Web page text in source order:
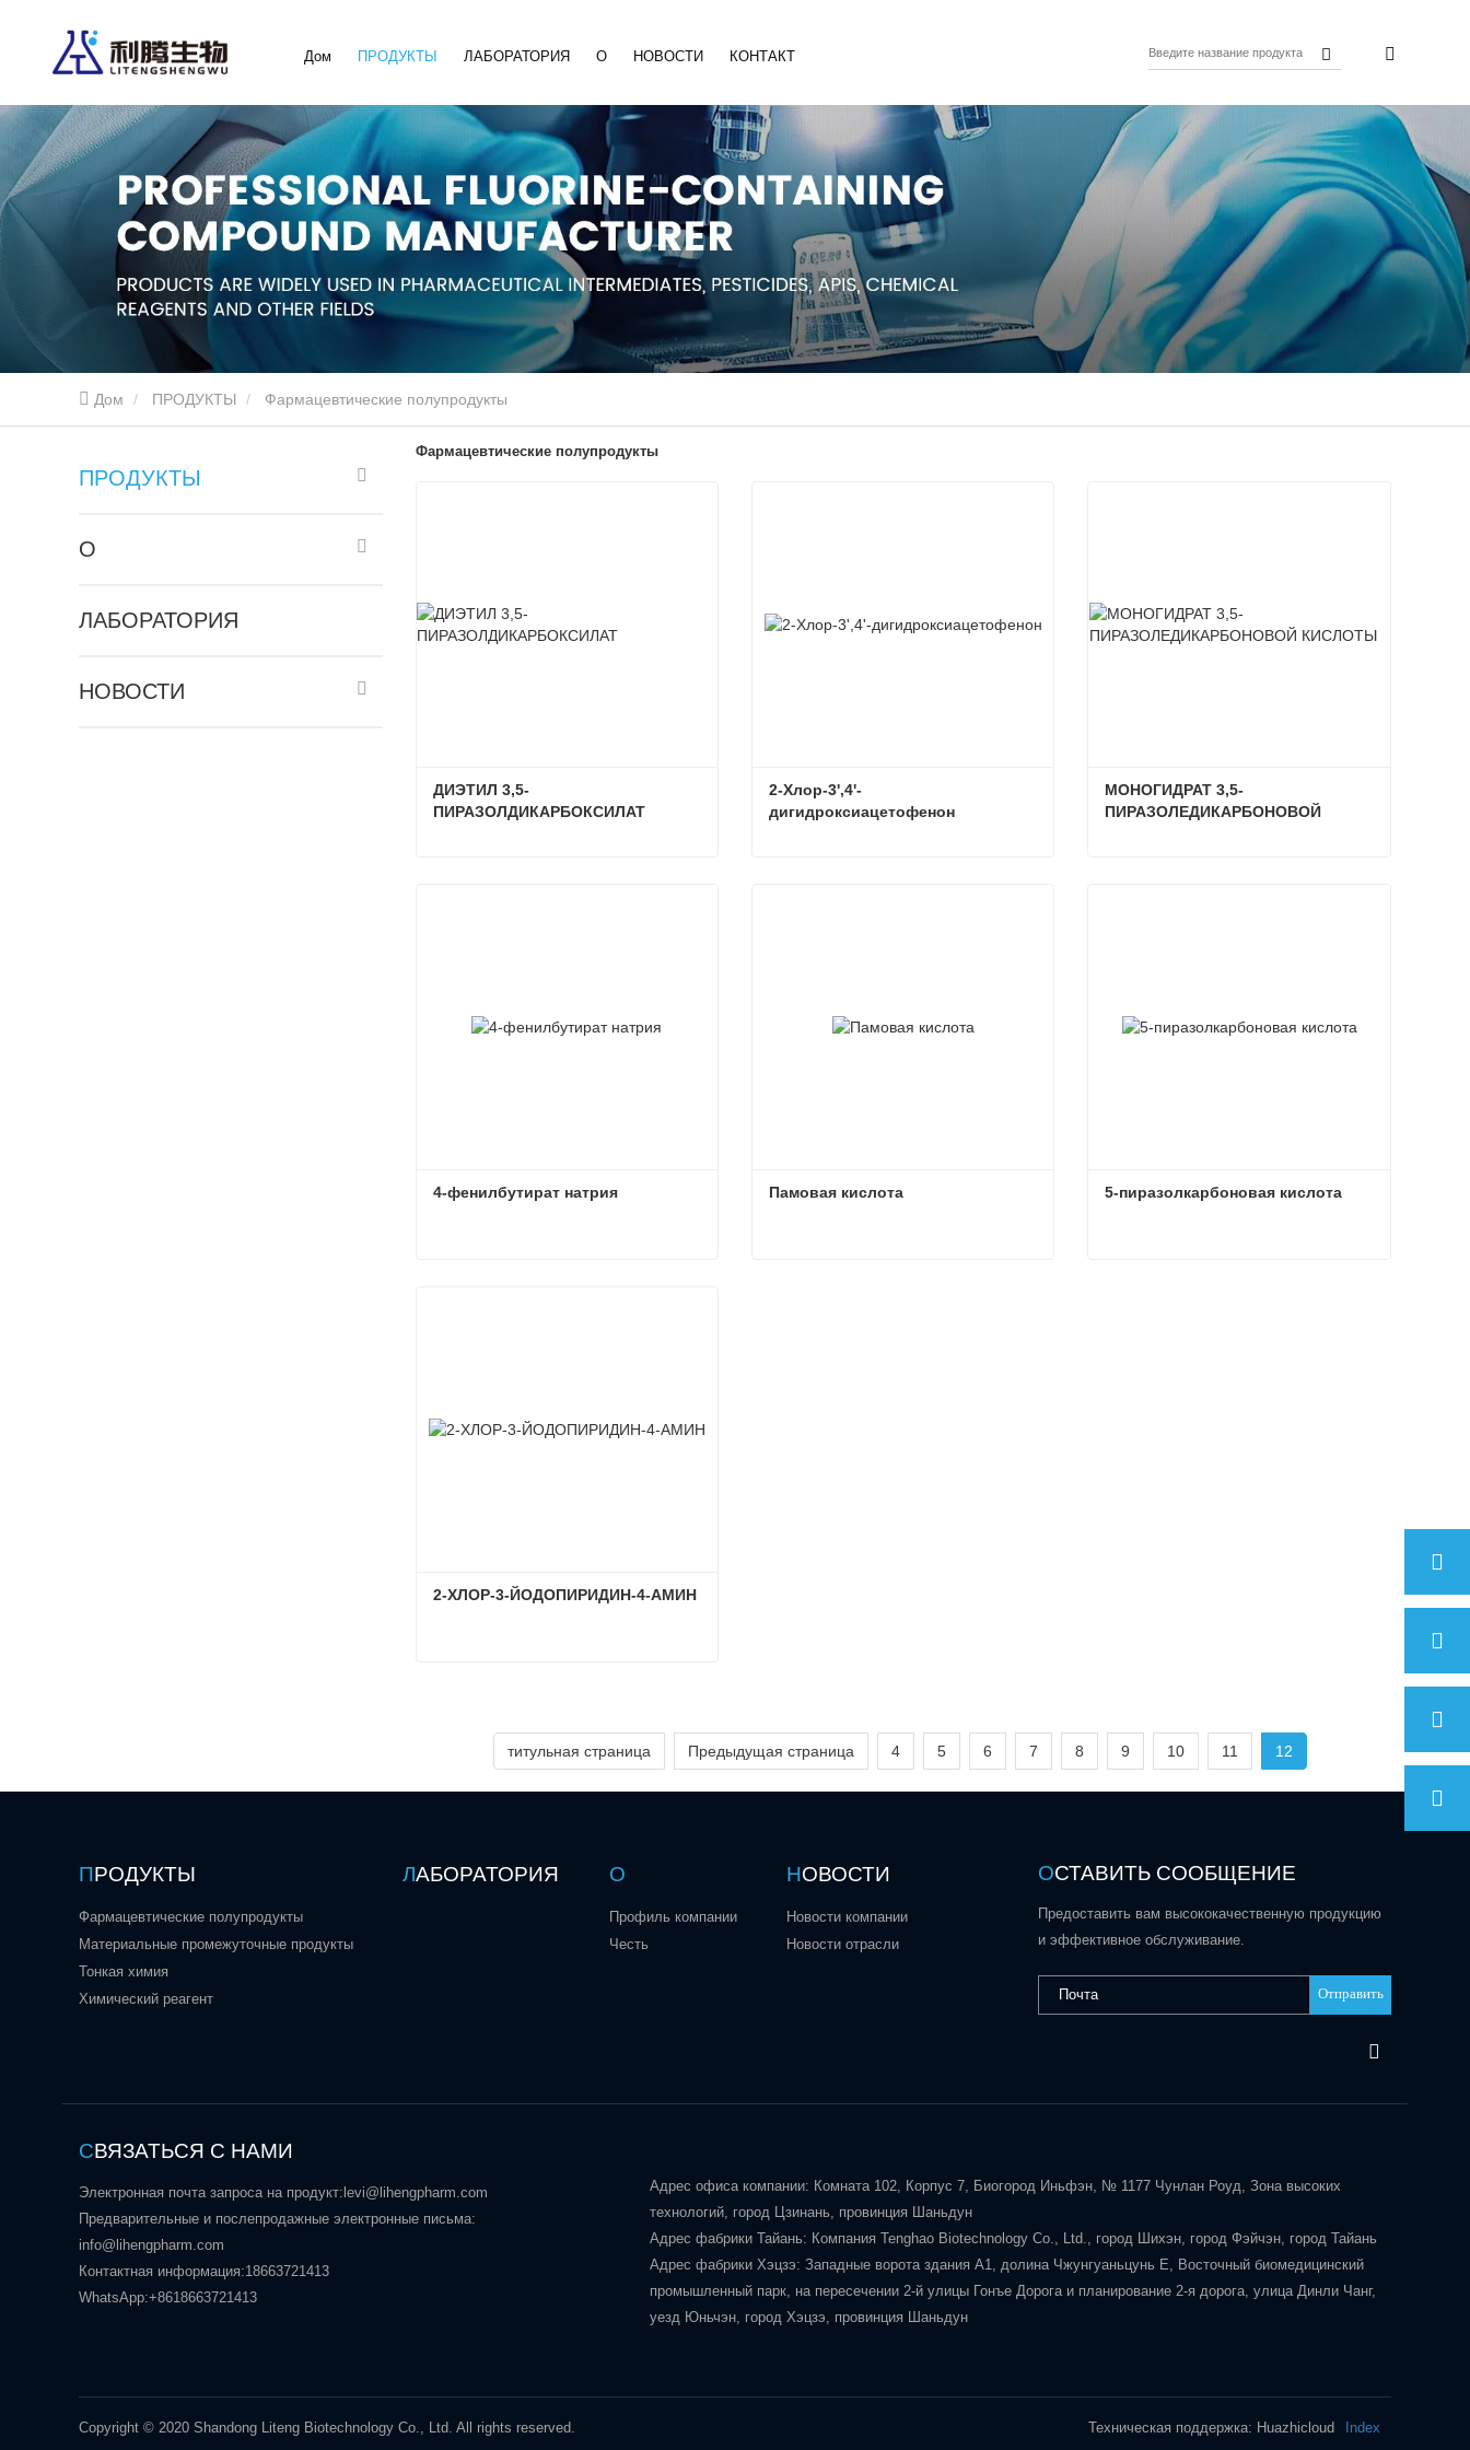
Дом ПРОДУКТЫ ЛАБОРАТОРИЯ О НОВОСТИ КОНТАКТ
Дом ПРОДУКТЫ Фармацевтические полупродукты
ПРОДУКТЫ
О
ЛАБОРАТОРИЯ
НОВОСТИ
Фармацевтические полупродукты
ДИЭТИЛ 3,5-
ПИРАЗОЛДИКАРБОКСИЛАТ
2-Хлор-3',4'-
дигидроксиацетофенон
МОНОГИДРАТ 3,5-
ПИРАЗОЛЕДИКАРБОНОВОЙ
4-фенилбутират натрия Памовая кислота 5-пиразолкарбоновая кислота
2-ХЛОР-3-ЙОДОПИРИДИН-4-АМИН
титульная страница
Предыдущая страница 4 5 6 7 8 9 10 11 12
ПРОДУКТЫ
Фармацевтические полупродукты
Материальные промежуточные продукты
Тонкая химия
Химический реагент
ЛАБОРАТОРИЯ О
Профиль компании
Честь
НОВОСТИ
Новости компании
Новости отрасли
ОСТАВИТЬ СООБЩЕНИЕ
Предоставить вам высококачественную продукцию
и эффективное обслуживание.
Отправить
СВЯЗАТЬСЯ С НАМИ
Электронная почта запроса на продукт:levi@lihengpharm.com
Предварительные и послепродажные электронные письма:
info@lihengpharm.com
Контактная информация:18663721413
WhatsApp:+8618663721413
Адрес офиса компании: Комната 102, Корпус 7, Биогород Иньфэн, № 1177 Чунлан Роуд, Зона высоких
технологий, город Цзинань, провинция Шаньдун
Адрес фабрики Тайань: Компания Tenghao Biotechnology Co., Ltd., город Шихэн, город Фэйчэн, город Тайань
Адрес фабрики Хэцзэ: Западные ворота здания А1, долина Чжунгуаньцунь Е, Восточный биомедицинский
промышленный парк, на пересечении 2-й улицы Гонъе Дорога и планирование 2-я дорога, улица Динли Чанг,
уезд Юньчэн, город Хэцзэ, провинция Шаньдун
Copyright © 2020 Shandong Liteng Biotechnology Co., Ltd. All rights reserved. Техническая поддержка: Huazhicloud Index